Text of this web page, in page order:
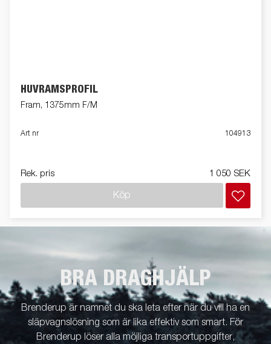
HUVRAMSPROFIL
Fram, 1375mm F/M
Art nr 104913
Rek. pris 1 050 SEK
Köp
BRA DRAGHJÄLP
Brenderup är namnet du ska leta efter när du vill ha en
släpvagnslösning som är lika effektiv som smart. För
Brenderup löser alla möjliga transportuppgifter,